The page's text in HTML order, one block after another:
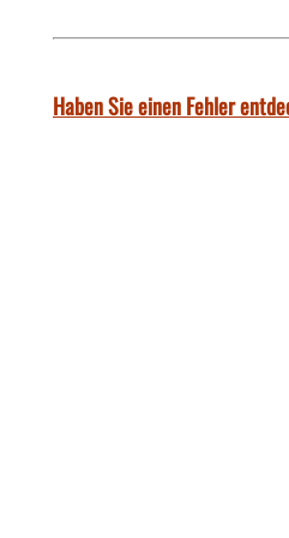
Haben Sie einen Fehler